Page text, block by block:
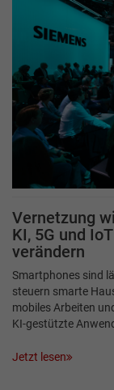
Vernetzung
KI, 5G und
verändern
Smartphones sind
steuern smarte
mobiles Arbeiten
KI-gestützte
Jetzt lesen